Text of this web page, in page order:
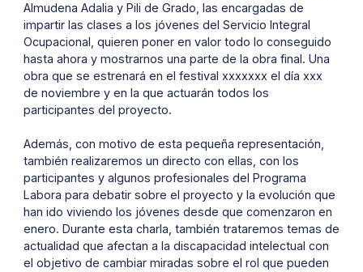
Almudena Adalia y Pili de Grado, las encargadas de
impartir las clases a los jóvenes del Servicio Integral
Ocupacional, quieren poner en valor todo lo conseguido
hasta ahora y mostrarnos una parte de la obra final. Una
obra que se estrenará en el festival xxxxxxx el día xxx
de noviembre y en la que actuarán todos los
participantes del proyecto.
Además, con motivo de esta pequeña representación,
también realizaremos un directo con ellas, con los
participantes y algunos profesionales del Programa
Labora para debatir sobre el proyecto y la evolución que
han ido viviendo los jóvenes desde que comenzaron en
enero. Durante esta charla, también trataremos temas de
actualidad que afectan a la discapacidad intelectual con
el objetivo de cambiar miradas sobre el rol que pueden